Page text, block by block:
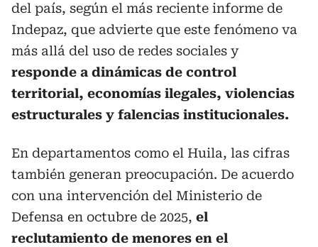
del país, según el más reciente informe de
Indepaz, que advierte que este fenómeno va
más allá del uso de redes sociales y
responde a dinámicas de control
territorial, economías ilegales, violencias
estructurales y falencias institucionales.
En departamentos como el Huila, las cifras
también generan preocupación. De acuerdo
con una intervención del Ministerio de
Defensa en octubre de 2025, el
reclutamiento de menores en el